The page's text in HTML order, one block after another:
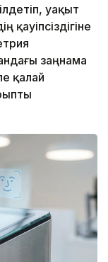
уақыт
заңнама
қалай